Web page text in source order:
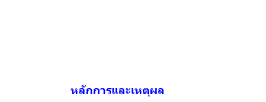
หลักการและเหตุผล